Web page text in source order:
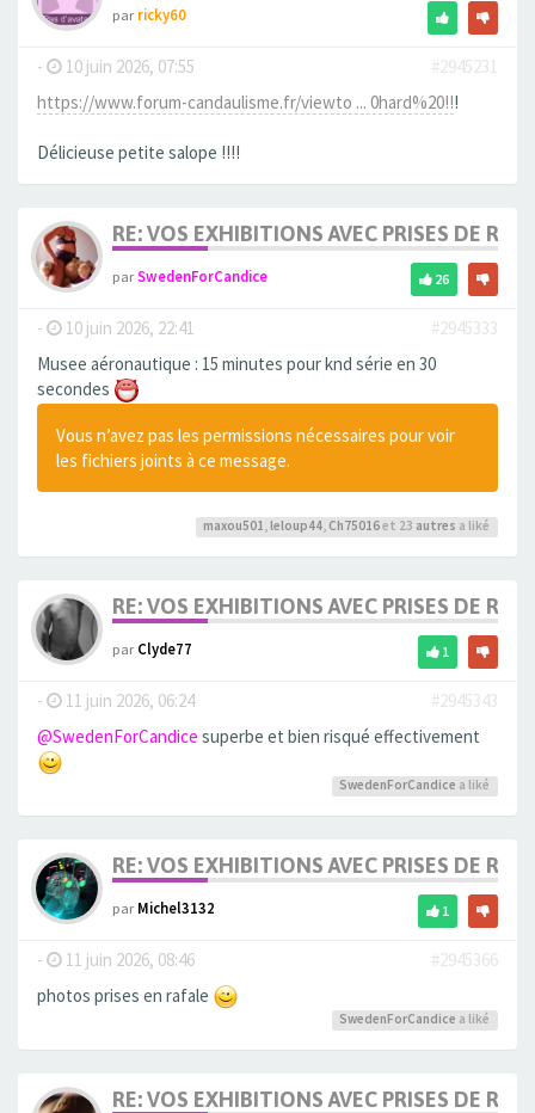
parricky60
- 10 juin 2026, 07:55
#2945231
https://www.forum-candaulisme.fr/viewto ... 0hard%20!!!
Délicieuse petite salope !!!!
RE: VOS EXHIBITIONS AVEC PRISES DE
parSwedenForCandice 26
- 10 juin 2026, 22:41
#2945333
Musee aéronautique : 15 minutes pour knd série en 30
secondes
Vous n’avez pas les permissions nécessaires pour voir
les fichiers joints à ce message.
maxou501, leloup44, Ch75016et 23 autres a liké
RE: VOS EXHIBITIONS AVEC PRISES DE
parClyde77 1
- 11 juin 2026, 06:24
#2945343
@SwedenForCandice superbe et bien risqué effectivement
SwedenForCandice a liké
RE: VOS EXHIBITIONS AVEC PRISES DE
parMichel3132 1
- 11 juin 2026, 08:46
#2945366
photos prises en rafale
SwedenForCandice a liké
RE: VOS EXHIBITIONS AVEC PRISES DE